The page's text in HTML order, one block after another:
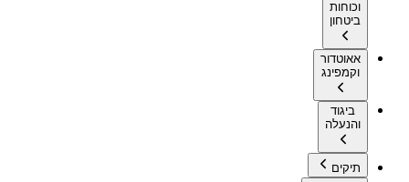
וכוחות
ביטחון
אאוטדור
וקמפינג
ביגוד
והנעלה
תיקים